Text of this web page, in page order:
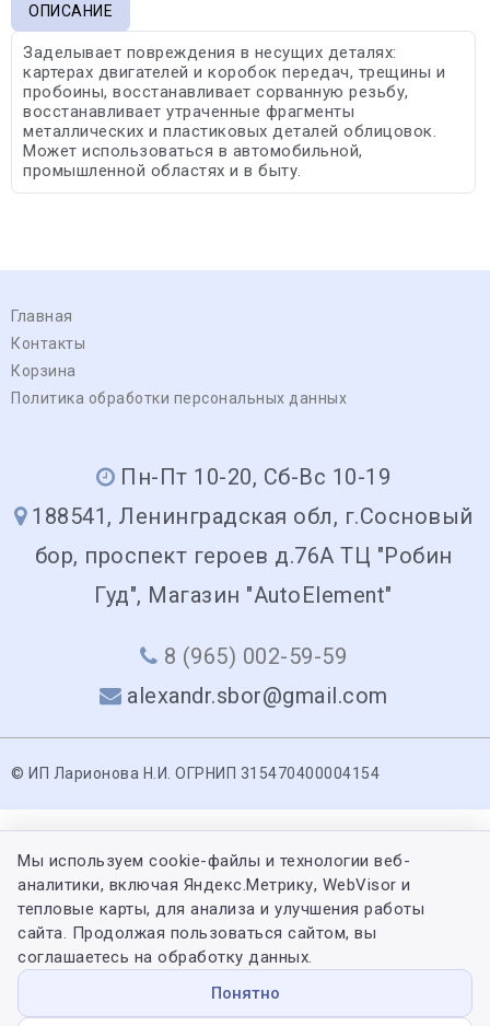
ОПИСАНИЕ
Заделывает повреждения в несущих деталях:
картерах двигателей и коробок передач, трещины и
пробоины, восстанавливает сорванную резьбу,
восстанавливает утраченные фрагменты
металлических и пластиковых деталей облицовок.
Может использоваться в автомобильной,
промышленной областях и в быту.
Главная
Контакты
Корзина
Политика обработки персональных данных
Пн-Пт 10-20, Сб-Вс 10-19
188541, Ленинградская обл, г.Сосновый
бор, проспект героев д.76А ТЦ "Робин
Гуд", Магазин "AutoElement"
8 (965) 002-59-59
alexandr.sbor@gmail.com
© ИП Ларионова Н.И. ОГРНИП 315470400004154
Мы используем cookie-файлы и технологии веб-
аналитики, включая Яндекс.Метрику, WebVisor и
тепловые карты, для анализа и улучшения работы
сайта. Продолжая пользоваться сайтом, вы
соглашаетесь на обработку данных.
Понятно